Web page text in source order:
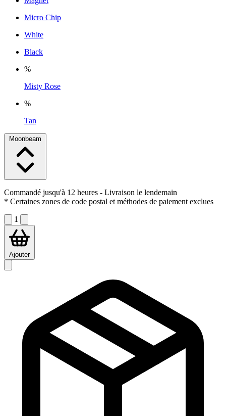
Micro Chip
White
Black
%
Misty Rose
%
Tan
Moonbeam
Commandé jusqu'à 12 heures - Livraison le lendemain
* Certaines zones de code postal et méthodes de paiement exclues
1
Ajouter